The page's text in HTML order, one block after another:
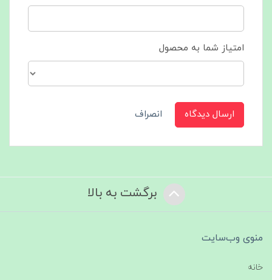
امتیاز شما به محصول
ارسال دیدگاه انصراف
برگشت به بالا
منوی وب‌سایت
خانه